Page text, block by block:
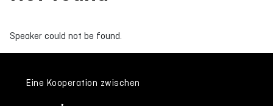
Speaker could not be found.
Eine Kooperation zwischen